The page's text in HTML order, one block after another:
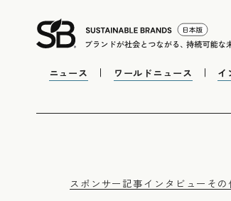
ニュース ワールドニュース イ
スポンサー記事インタビュー そ